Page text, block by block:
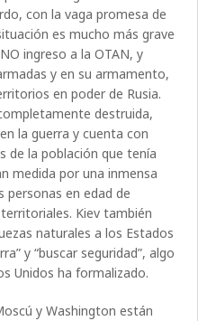
con la vaga promesa de
es mucho más grave
ingreso a la OTAN, y
y en su armamento,
en poder de Rusia.
destruida,
la guerra y cuenta con
de la población que tenía
medida por una inmensa
personas en edad de
Kiev también
naturales a los Estados
y “buscar seguridad”, algo
Unidos ha formalizado.
y Washington están